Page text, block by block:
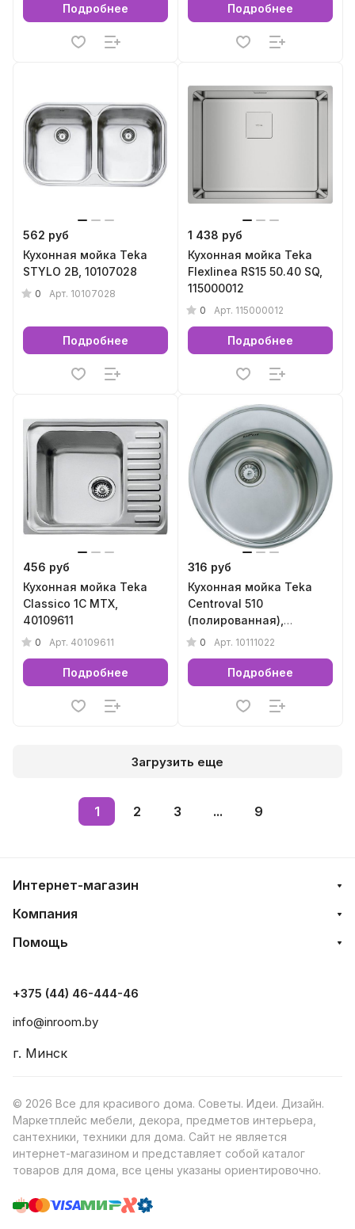
Подробнее Подробнее
562 руб
Кухонная мойка Teka
STYLO 2B, 10107028
0 Арт. 10107028
Подробнее
1 438 руб
Кухонная мойка Teka
Flexlinea RS15 50.40 SQ,
115000012
0 Арт. 115000012
Подробнее
456 руб
Кухонная мойка Teka
Classico 1C MTX,
40109611
0 Арт. 40109611
Подробнее
316 руб
Кухонная мойка Teka
Centroval 510
(полированная),
10111022
0 Арт. 10111022
Подробнее
Загрузить еще
1 2 3 ... 9
Интернет-магазин
Компания
Помощь
+375 (44) 46-444-46
info@inroom.by
г. Минск
© 2026 Все для красивого дома. Советы. Идеи. Дизайн.
Маркетплейс мебели, декора, предметов интерьера,
сантехники, техники для дома. Сайт не является
интернет-магазином и представляет собой каталог
товаров для дома, все цены указаны ориентировочно.